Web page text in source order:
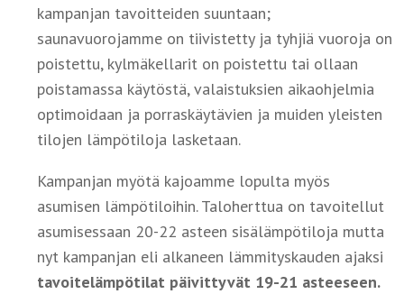
kampanjan tavoitteiden suuntaan;
saunavuorojamme on tiivistetty ja tyhjiä vuoroja on
poistettu, kylmäkellarit on poistettu tai ollaan
poistamassa käytöstä, valaistuksien aikaohjelmia
optimoidaan ja porraskäytävien ja muiden yleisten
tilojen lämpötiloja lasketaan.
Kampanjan myötä kajoamme lopulta myös
asumisen lämpötiloihin. Taloherttua on tavoitellut
asumisessaan 20-22 asteen sisälämpötiloja mutta
nyt kampanjan eli alkaneen lämmityskauden ajaksi
tavoitelämpötilat päivittyvät 19-21 asteeseen.